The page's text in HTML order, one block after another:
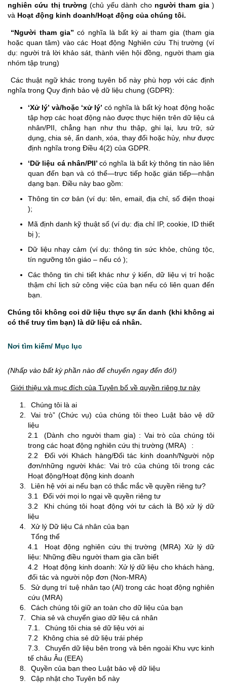
nghiên cứu thị trường(chủ yếu dành cho người tham gia)
và Hoạt động kinh doanh/Hoạt động của chúng tôi.
“Người tham gia”có nghĩa là bất kỳ ai tham gia (tham gia
hoặc quan tâm) vào các Hoạt động Nghiên cứu Thị trường (ví
dụ: người trả lời khảo sát, thành viên hội đồng, người tham gia
nhóm tập trung)
Các thuật ngữ khác trong tuyên bố này phù hợp với các định
nghĩa trong Quy định bảo vệ dữ liệu chung (GDPR):
‘Xử lý’ và/hoặc ‘xử lý’ có nghĩa là bất kỳ hoạt động hoặc
tập hợp các hoạt động nào được thực hiện trên dữ liệu cá
nhân/PII, chẳng hạn như thu thập, ghi lại, lưu trữ, sử
dụng, chia sẻ, ẩn danh, xóa, thay đổi hoặc hủy, như được
định nghĩa trong Điều 4(2) của GDPR.
‘Dữ liệu cá nhân/PII’ có nghĩa là bất kỳ thông tin nào liên
quan đến bạn và có thể—trực tiếp hoặc gián tiếp—nhận
dạng bạn. Điều này bao gồm:
Thông tin cơ bản (ví dụ: tên, email, địa chỉ, số điện thoại
);
Mã định danh kỹ thuật số (ví dụ: địa chỉ IP, cookie, ID thiết
bị );
Dữ liệu nhạy cảm (ví dụ: thông tin sức khỏe, chủng tộc,
tín ngưỡng tôn giáo – nếu có );
Các thông tin chi tiết khác như ý kiến, dữ liệu vị trí hoặc
thậm chí lịch sử công việc của bạn nếu có liên quan đến
bạn.
Chúng tôi không coi dữ liệu thực sự ẩn danh (khi không ai
có thể truy tìm bạn) là dữ liệu cá nhân.
Nơi tìm kiếm/ Mục lục
(Nhấp vào bất kỳ phần nào để chuyển ngay đến đó!)
Giới thiệu và mục đích của Tuyên bố về quyền riêng tư này
Chúng tôi là ai
Vai trò” (Chức vụ) của chúng tôi theo Luật bảo vệ dữ
liệu
2.1
(Dành cho người tham gia) : Vai trò của chúng tôi
trong các hoạt động nghiên cứu thị trường (MRA)
:
2.2
Đối với Khách hàng/Đối tác kinh doanh/Người nộp
đơn/những người khác: Vai trò của chúng tôi trong các
Hoạt động/Hoạt động kinh doanh
Liên hệ với ai nếu bạn có thắc mắc về quyền riêng tư?
3.1
Đối với mọi lo ngại về quyền riêng tư
3.2
Khi chúng tôi hoạt động với tư cách là Bộ xử lý dữ
liệu
Xử lý Dữ liệu Cá nhân của bạn
Tổng thể
4.1
Hoạt động nghiên cứu thị trường (MRA) Xử lý dữ
liệu: Những điều người tham gia cần biết
4.2
Hoạt động kinh doanh: Xử lý dữ liệu cho khách hàng,
đối tác và người nộp đơn (Non-MRA)
Sử dụng trí tuệ nhân tạo (AI) trong các hoạt động nghiên
cứu (MRA)
Cách chúng tôi giữ an toàn cho dữ liệu của bạn
Chia sẻ và chuyển giao dữ liệu cá nhân
7.1.
Chúng tôi chia sẻ dữ liệu với ai
7.2
Không chia sẻ dữ liệu trái phép
7.3.
Chuyển dữ liệu bên trong và bên ngoài Khu vực kinh
tế châu Âu (EEA)
Quyền của bạn theo Luật bảo vệ dữ liệu
Cập nhật cho Tuyên bố này